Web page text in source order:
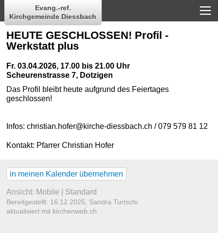
Evang.-ref.
Kirchgemeinde Diessbach
HEUTE GESCHLOSSEN! Profil -
Werkstatt plus
Fr. 03.04.2026, 17.00 bis 21.00 Uhr
Scheurenstrasse 7, Dotzigen
Das Profil bleibt heute aufgrund des Feiertages
geschlossen!
Infos: christian.hofer@kirche-diessbach.ch / 079 579 81 12
Kontakt: Pfarrer Christian Hofer
in meinen Kalender übernehmen
Ansicht: Mobile Standard
Bereitgestellt: 16.12.2025, Sandra Turtschi
aktualisiert mit kirchenweb.ch